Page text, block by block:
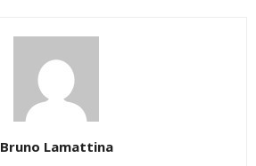
Bruno Lamattina